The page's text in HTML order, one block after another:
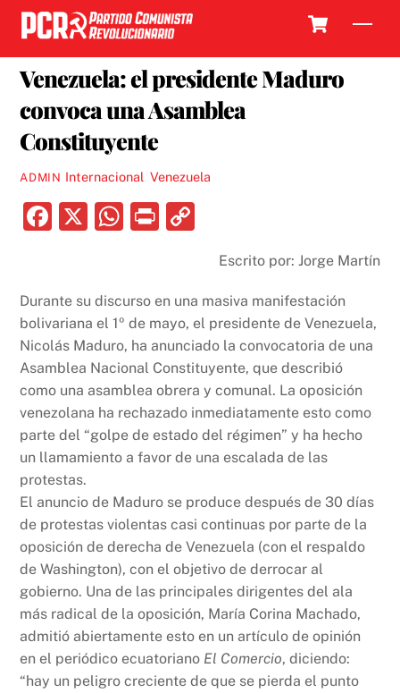
Skip
content
Venezuela: el presidente Maduro
convoca una Asamblea
Constituyente
ADMIN Internacional Venezuela
F
e
b
o
o
k
X
W
s
A
p
p
P
y
Li
n
k
Escrito por: Jorge Martín
Durante su discurso en una masiva manifestación
bolivariana el 1º de mayo, el presidente de Venezuela,
Nicolás Maduro, ha anunciado la convocatoria de una
Asamblea Nacional Constituyente, que describió
como una asamblea obrera y comunal. La oposición
venezolana ha rechazado inmediatamente esto como
parte del “golpe de estado del régimen” y ha hecho
un llamamiento a favor de una escalada de las
protestas.
El anuncio de Maduro se produce después de 30 días
de protestas violentas casi continuas por parte de la
oposición de derecha de Venezuela (con el respaldo
de Washington), con el objetivo de derrocar al
gobierno. Una de las principales dirigentes del ala
más radical de la oposición, María Corina Machado,
admitió abiertamente esto en un artículo de opinión
en el periódico ecuatoriano El Comercio, diciendo:
“hay un peligro creciente de que se pierda el punto